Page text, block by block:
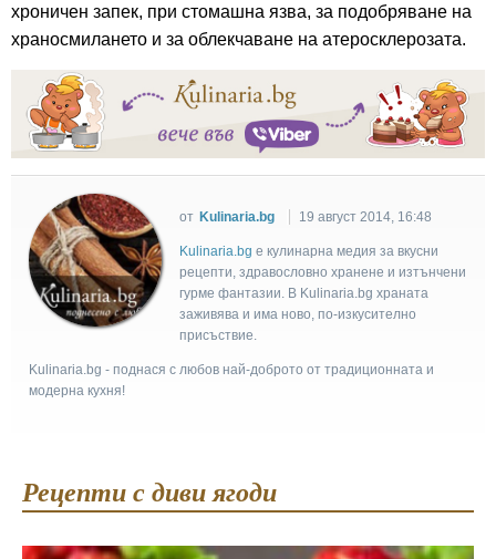
хроничен запек, при стомашна язва, за подобряване на
храносмилането и за облекчаване на атеросклерозата.
от Kulinaria.bg 19 август 2014, 16:48
Kulinaria.bg e кулинарна медия за вкусни
рецепти, здравословно хранене и изтънчени
гурме фантазии. В Kulinaria.bg храната
заживява и има ново, по-изкусително
присъствие.
Kulinaria.bg - поднася с любов най-доброто от традиционната и
модерна кухня!
Рецепти с диви ягоди